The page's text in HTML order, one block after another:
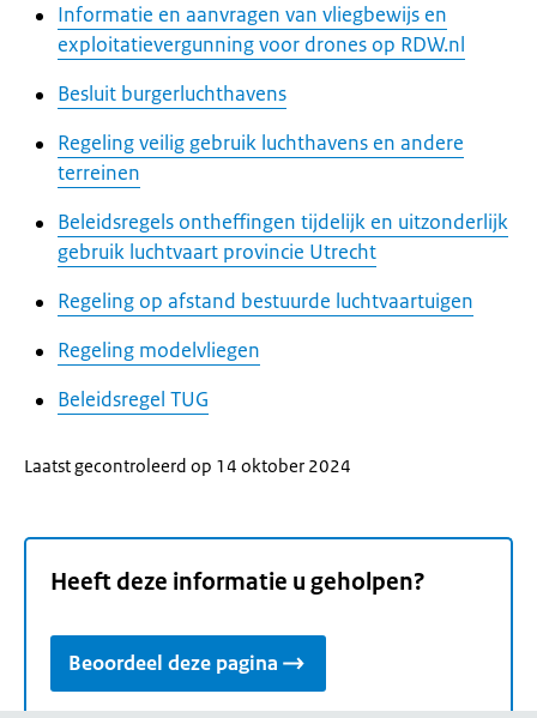
Informatie en aanvragen van vliegbewijs en
exploitatievergunning voor drones op RDW.nl
Besluit burgerluchthavens
Regeling veilig gebruik luchthavens en andere
terreinen
Beleidsregels ontheffingen tijdelijk en uitzonderlijk
gebruik luchtvaart provincie Utrecht
Regeling op afstand bestuurde luchtvaartuigen
Regeling modelvliegen
Beleidsregel TUG
Laatst gecontroleerd op 14 oktober 2024
Heeft deze informatie u geholpen?
Beoordeel deze pagina